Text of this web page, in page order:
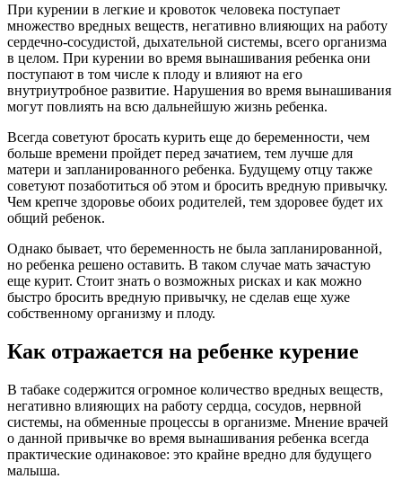
При курении в легкие и кровоток человека поступает
множество вредных веществ, негативно влияющих на работу
сердечно-сосудистой, дыхательной системы, всего организма
в целом. При курении во время вынашивания ребенка они
поступают в том числе к плоду и влияют на его
внутриутробное развитие. Нарушения во время вынашивания
могут повлиять на всю дальнейшую жизнь ребенка.
Всегда советуют бросать курить еще до беременности, чем
больше времени пройдет перед зачатием, тем лучше для
матери и запланированного ребенка. Будущему отцу также
советуют позаботиться об этом и бросить вредную привычку.
Чем крепче здоровье обоих родителей, тем здоровее будет их
общий ребенок.
Однако бывает, что беременность не была запланированной,
но ребенка решено оставить. В таком случае мать зачастую
еще курит. Стоит знать о возможных рисках и как можно
быстро бросить вредную привычку, не сделав еще хуже
собственному организму и плоду.
Как отражается на ребенке курение
В табаке содержится огромное количество вредных веществ,
негативно влияющих на работу сердца, сосудов, нервной
системы, на обменные процессы в организме. Мнение врачей
о данной привычке во время вынашивания ребенка всегда
практические одинаковое: это крайне вредно для будущего
малыша.